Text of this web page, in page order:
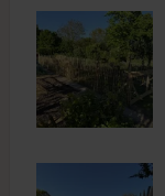
De
draad
cm
Frans
mooi
of het hekwerk